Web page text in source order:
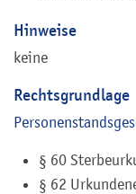
Hinweise
keine
Rechtsgrundlage
§ 60
§ 62